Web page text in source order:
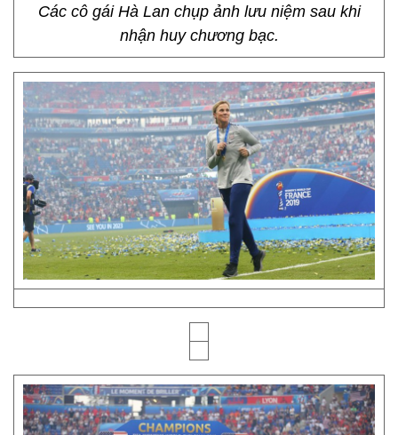
Các cô gái Hà Lan chụp ảnh lưu niệm sau khi
nhận huy chương bạc.